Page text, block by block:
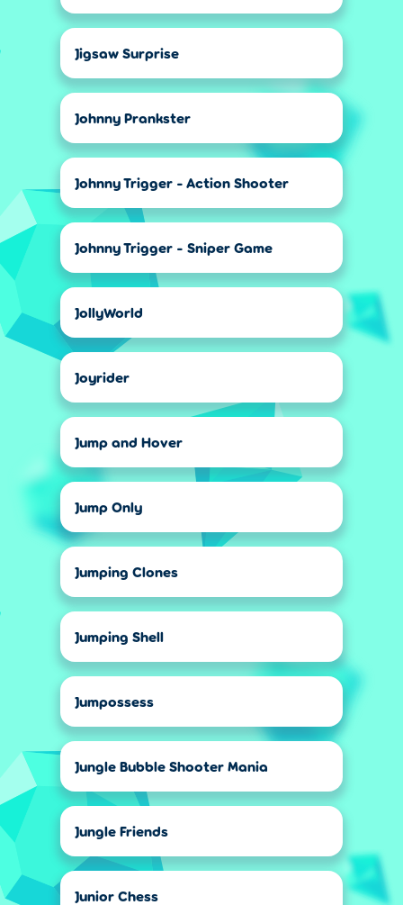
Jigsaw Surprise
Johnny Prankster
Johnny Trigger - Action Shooter
Johnny Trigger - Sniper Game
JollyWorld
Joyrider
Jump and Hover
Jump Only
Jumping Clones
Jumping Shell
Jumpossess
Jungle Bubble Shooter Mania
Jungle Friends
Junior Chess